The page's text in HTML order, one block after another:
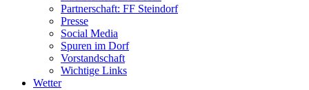
Partnerschaft: FF Steindorf
Presse
Social Media
Spuren im Dorf
Vorstandschaft
Wichtige Links
Wetter